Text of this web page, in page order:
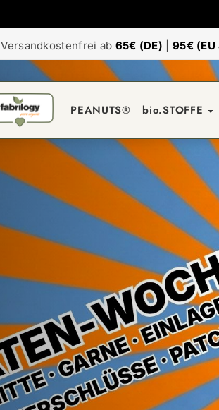
Versandkostenfrei ab 65€ (DE) 95€ (EU
PEANUTS® bio.STOFFE